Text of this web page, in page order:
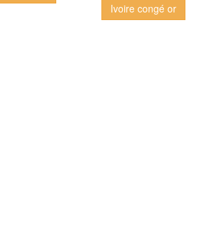
Ivoire congé or